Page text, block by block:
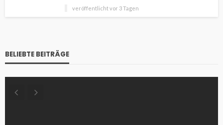
veröffentlicht vor 3 Tagen
BELIEBTE BEITRÄGE